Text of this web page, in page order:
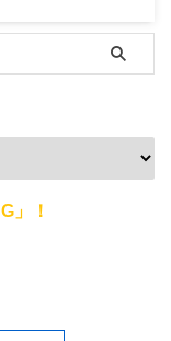
」！